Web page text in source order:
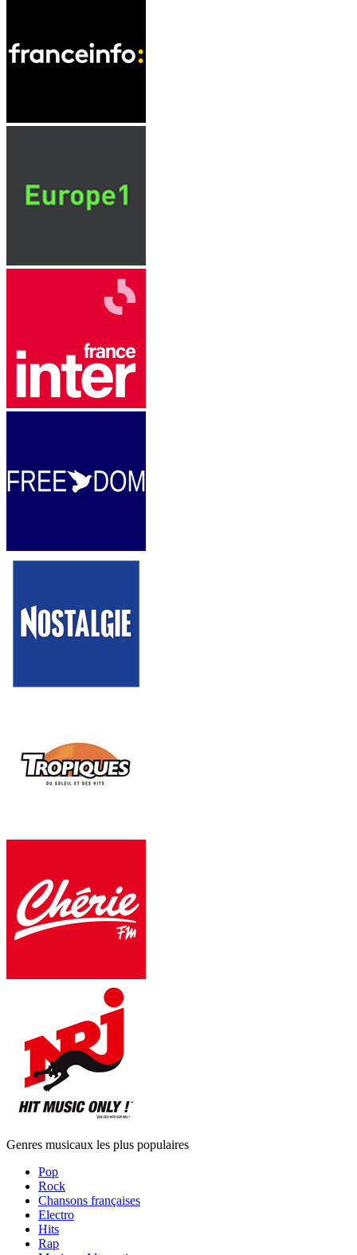
Genres musicaux les plus populaires
Pop
Rock
Chansons françaises
Electro
Hits
Rap